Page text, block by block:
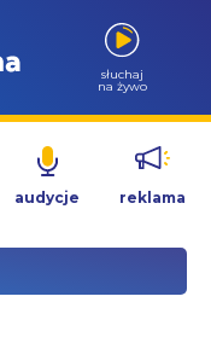
słuchaj
na żywo
audycje reklama